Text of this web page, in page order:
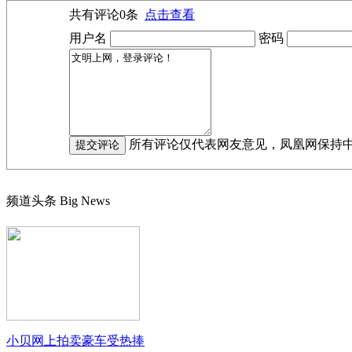
共有评论0条
点击查看
用户名
密码
所有评论仅代表网友意见，凤凰网保持中
频道头条 Big News
小贝网上拍卖豪车受热捧